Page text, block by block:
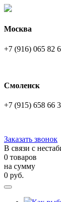
Москва
+7 (916) 065 82
Смоленск
+7 (915) 658 66
Заказать звонок
В связи с
0 товаров
на сумму
0 руб.